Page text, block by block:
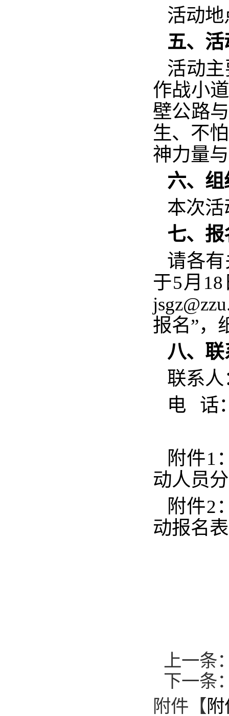
活动
五、
活动
作战小
壁公路
生、不
神力量
六、
本次
七、
请各
于5月
报名”，
八、
联系
电 话
附件1
动人员
附件2
动报名
上一条
下一条
附件【